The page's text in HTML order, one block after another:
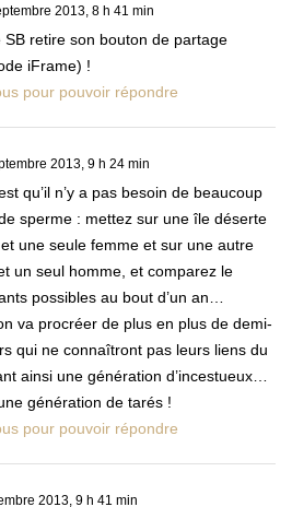
2013, 8 h 41 min
SB retire son bouton de partage
iFrame) !
pour pouvoir répondre
2013, 9 h 24 min
qu’il n’y a pas besoin de beaucoup
sperme : mettez sur une île déserte
une seule femme et sur une autre
un seul homme, et comparez le
possibles au bout d’un an…
va procréer de plus en plus de demi-
qui ne connaîtront pas leurs liens du
ainsi une génération d’incestueux…
génération de tarés !
pour pouvoir répondre
2013, 9 h 41 min